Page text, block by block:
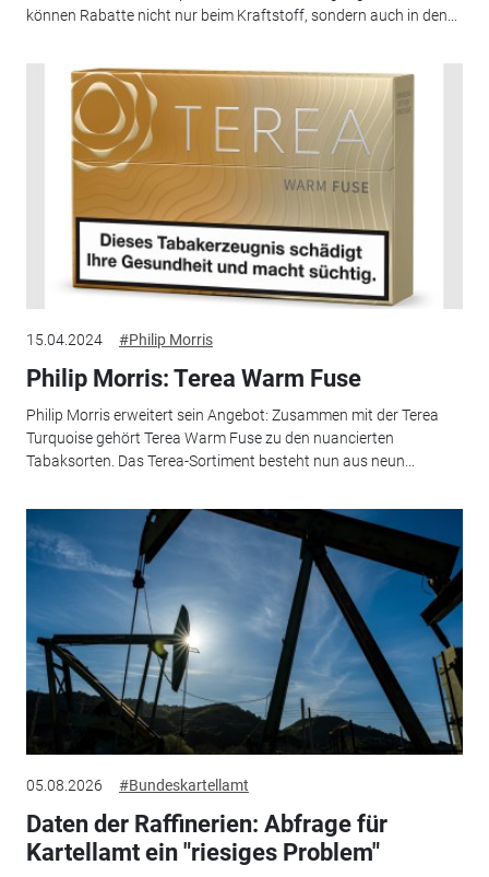
können Rabatte nicht nur beim Kraftstoff, sondern auch in den...
15.04.2024 #Philip Morris
Philip Morris: Terea Warm Fuse
Philip Morris erweitert sein Angebot: Zusammen mit der Terea
Turquoise gehört Terea Warm Fuse zu den nuancierten
Tabaksorten. Das Terea-Sortiment besteht nun aus neun...
05.08.2026 #Bundeskartellamt
Daten der Raffinerien: Abfrage für
Kartellamt ein "riesiges Problem"